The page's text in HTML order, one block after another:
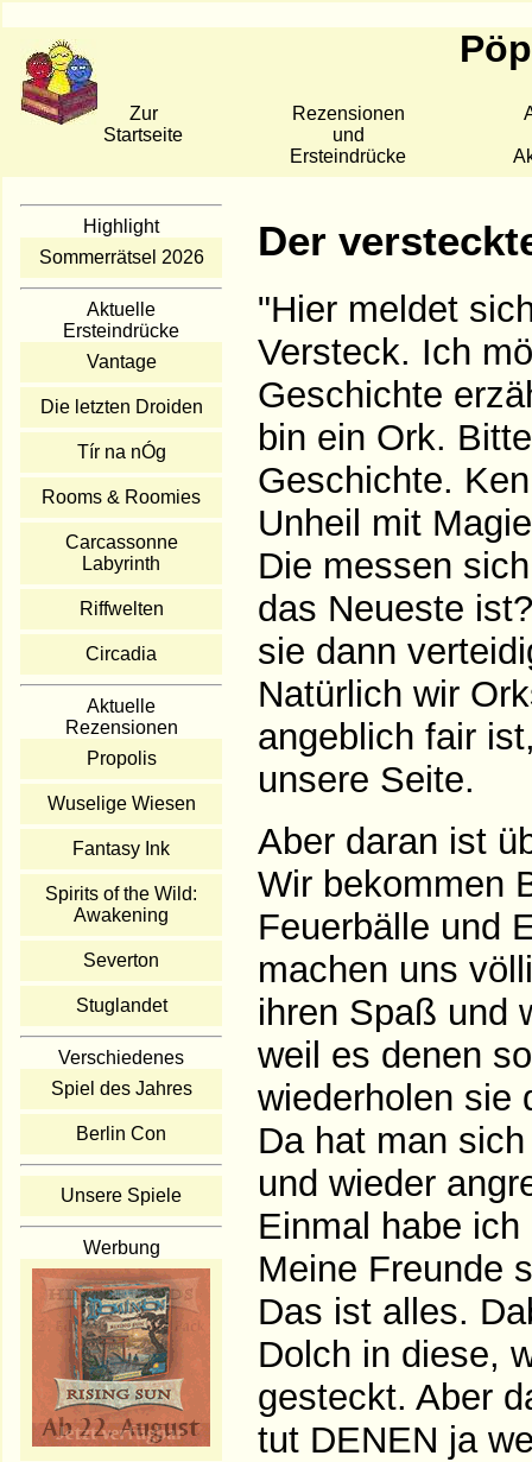
Zur
Startseite
Rezensionen
und
Ersteindrücke
Highlight
Sommerrätsel 2026
Aktuelle
Ersteindrücke
Vantage
Die letzten Droiden
Tír na nÓg
Rooms & Roomies
Carcassonne
Labyrinth
Riffwelten
Circadia
Aktuelle
Rezensionen
Propolis
Wuselige Wiesen
Fantasy Ink
Spirits of the Wild:
Awakening
Severton
Stuglandet
Verschiedenes
Spiel des Jahres
Berlin Con
Unsere Spiele
Werbung
Der
"Hier meldet
Versteck. Ich
Geschichte
bin ein Ork.
Geschichte.
Unheil mit
Die messen
das Neueste
sie dann
Natürlich wir
angeblich fair
unsere Seite.
Aber daran ist
Wir bekommen
Feuerbälle und
machen uns
ihren Spaß und
weil es denen
wiederholen sie
Da hat man
und wieder
Einmal habe
Meine Freunde
Das ist alles.
Dolch in diese,
gesteckt. Aber
tut DENEN ja